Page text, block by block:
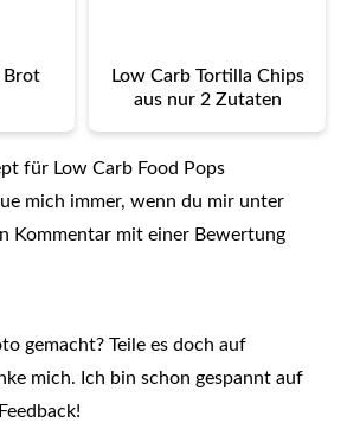
Brot
Low Carb Tortilla Chips
aus nur 2 Zutaten
für Low Carb Food Pops
mich immer, wenn du mir unter
Kommentar mit einer Bewertung
gemacht? Teile es doch auf
mich. Ich bin schon gespannt auf